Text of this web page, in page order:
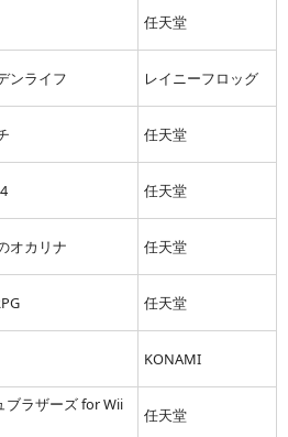
任天堂
ンライフ レイニーフロッグ
任天堂
任天堂
オカリナ 任天堂
任天堂
KONAMI
ブラザーズ for Wii
任天堂